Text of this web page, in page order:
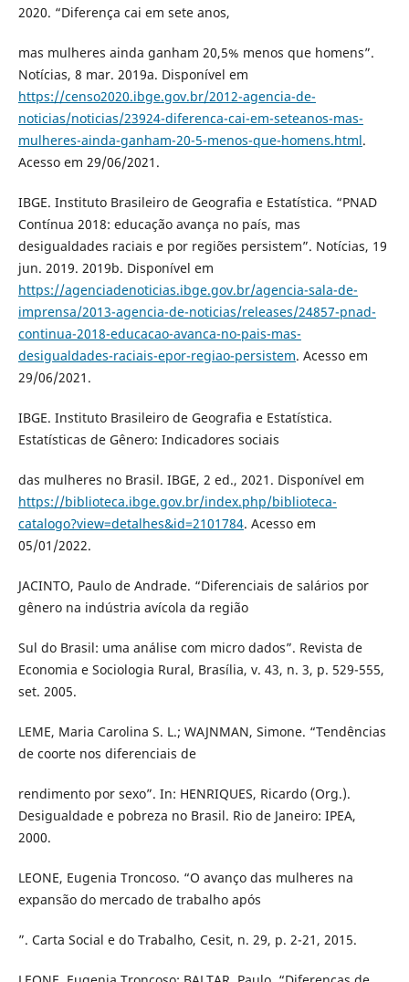
2020. “Diferença cai em sete anos,
mas mulheres ainda ganham 20,5% menos que homens”.
Notícias, 8 mar. 2019a. Disponível em
https://censo2020.ibge.gov.br/2012-agencia-de-
noticias/noticias/23924-diferenca-cai-em-seteanos-mas-
mulheres-ainda-ganham-20-5-menos-que-homens.html.
Acesso em 29/06/2021.
IBGE. Instituto Brasileiro de Geografia e Estatística. “PNAD
Contínua 2018: educação avança no país, mas
desigualdades raciais e por regiões persistem”. Notícias, 19
jun. 2019. 2019b. Disponível em
https://agenciadenoticias.ibge.gov.br/agencia-sala-de-
imprensa/2013-agencia-de-noticias/releases/24857-pnad-
continua-2018-educacao-avanca-no-pais-mas-
desigualdades-raciais-epor-regiao-persistem. Acesso em
29/06/2021.
IBGE. Instituto Brasileiro de Geografia e Estatística.
Estatísticas de Gênero: Indicadores sociais
das mulheres no Brasil. IBGE, 2 ed., 2021. Disponível em
https://biblioteca.ibge.gov.br/index.php/biblioteca-
catalogo?view=detalhes&id=2101784. Acesso em
05/01/2022.
JACINTO, Paulo de Andrade. “Diferenciais de salários por
gênero na indústria avícola da região
Sul do Brasil: uma análise com micro dados”. Revista de
Economia e Sociologia Rural, Brasília, v. 43, n. 3, p. 529-555,
set. 2005.
LEME, Maria Carolina S. L.; WAJNMAN, Simone. “Tendências
de coorte nos diferenciais de
rendimento por sexo”. In: HENRIQUES, Ricardo (Org.).
Desigualdade e pobreza no Brasil. Rio de Janeiro: IPEA,
2000.
LEONE, Eugenia Troncoso. “O avanço das mulheres na
expansão do mercado de trabalho após
”. Carta Social e do Trabalho, Cesit, n. 29, p. 2-21, 2015.